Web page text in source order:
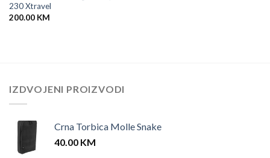
230 Xtravel
200.00 KM
IZDVOJENI PROIZVODI
Crna Torbica Molle Snake
40.00 KM